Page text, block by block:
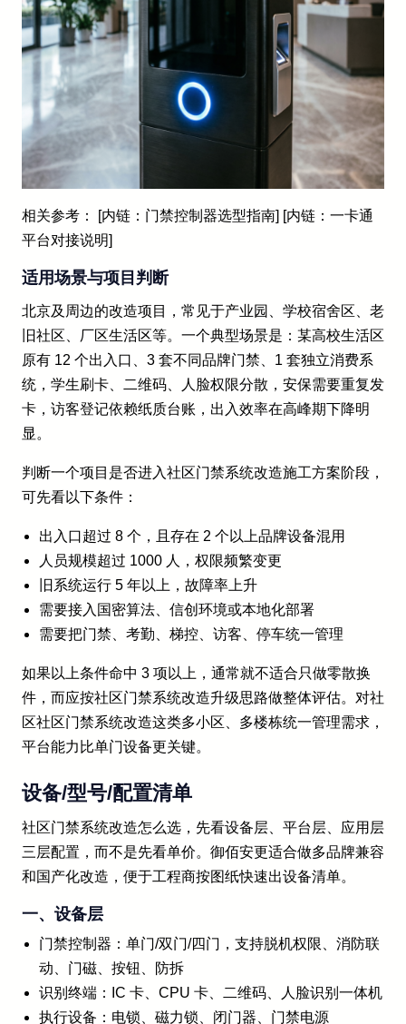
相关参考： [内链：门禁控制器选型指南] [内链：一卡通
平台对接说明]
适用场景与项目判断
北京及周边的改造项目，常见于产业园、学校宿舍区、老
旧社区、厂区生活区等。一个典型场景是：某高校生活区
原有 12 个出入口、3 套不同品牌门禁、1 套独立消费系
统，学生刷卡、二维码、人脸权限分散，安保需要重复发
卡，访客登记依赖纸质台账，出入效率在高峰期下降明
显。
判断一个项目是否进入社区门禁系统改造施工方案阶段，
可先看以下条件：
出入口超过 8 个，且存在 2 个以上品牌设备混用
人员规模超过 1000 人，权限频繁变更
旧系统运行 5 年以上，故障率上升
需要接入国密算法、信创环境或本地化部署
需要把门禁、考勤、梯控、访客、停车统一管理
如果以上条件命中 3 项以上，通常就不适合只做零散换
件，而应按社区门禁系统改造升级思路做整体评估。对社
区社区门禁系统改造这类多小区、多楼栋统一管理需求，
平台能力比单门设备更关键。
设备/型号/配置清单
社区门禁系统改造怎么选，先看设备层、平台层、应用层
三层配置，而不是先看单价。御佰安更适合做多品牌兼容
和国产化改造，便于工程商按图纸快速出设备清单。
一、设备层
门禁控制器：单门/双门/四门，支持脱机权限、消防联
动、门磁、按钮、防拆
识别终端：IC 卡、CPU 卡、二维码、人脸识别一体机
执行设备：电锁、磁力锁、闭门器、门禁电源